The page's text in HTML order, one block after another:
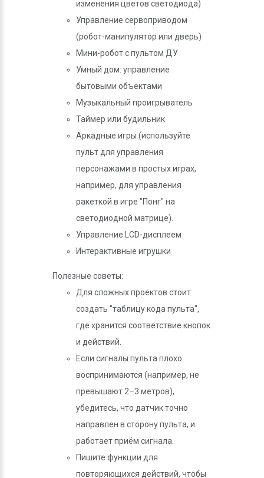
изменения цветов светодиода)
Управление сервоприводом
(робот-манипулятор или дверь)
Мини-робот с пультом ДУ
Умный дом: управление
бытовыми объектами
Музыкальный проигрыватель
Таймер или будильник
Аркадные игры (используйте
пульт для управления
персонажами в простых играх,
например, для управления
ракеткой в игре "Понг" на
светодиодной матрице).
Управление LCD-дисплеем
Интерактивные игрушки
Полезные советы:
Для сложных проектов стоит
создать "таблицу кода пульта",
где хранится соответствие кнопок
и действий.
Если сигналы пульта плохо
воспринимаются (например, не
превышают 2–3 метров),
убедитесь, что датчик точно
направлен в сторону пульта, и
работает приём сигнала.
Пишите функции для
повторяющихся действий, чтобы